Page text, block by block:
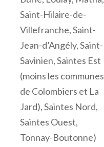
Saint-Hilaire-de-
Villefranche, Saint-
Jean-d’Angély, Saint-
Savinien, Saintes Est
(moins les communes
de Colombiers et La
Jard), Saintes Nord,
Saintes Ouest,
Tonnay-Boutonne)